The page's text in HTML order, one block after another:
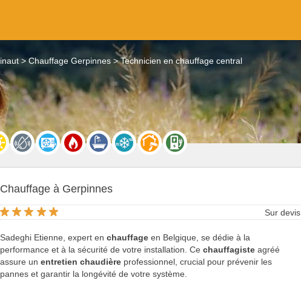
Chauffage Gerpinnes Technicien en chauffage central
Chauffage à Gerpinnes
Sur devis
Sadeghi Etienne, expert enchauffage en Belgique, se dédie à la
performance et à la sécurité de votre installation. Cechauffagiste agréé
assure unentretien chaudière professionnel, crucial pour prévenir les
pannes et garantir la longévité de votre système.